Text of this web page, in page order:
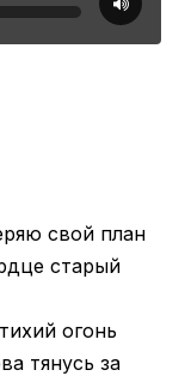
свой план
старый
огонь
тянусь за